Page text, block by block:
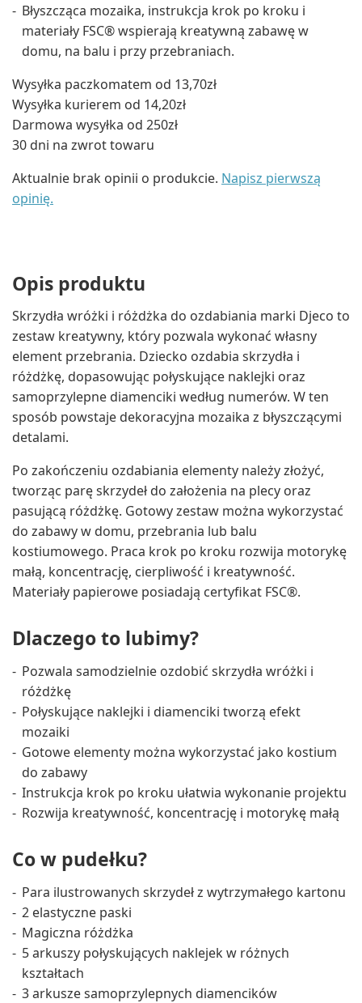
Błyszcząca mozaika, instrukcja krok po kroku i
materiały FSC® wspierają kreatywną zabawę w
domu, na balu i przy przebraniach.
Wysyłka paczkomatem od 13,70zł
Wysyłka kurierem od 14,20zł
Darmowa wysyłka od 250zł
30 dni na zwrot towaru
Aktualnie brak opinii o produkcie. Napisz pierwszą
opinię.
Opis produktu
Skrzydła wróżki i różdżka do ozdabiania marki Djeco to
zestaw kreatywny, który pozwala wykonać własny
element przebrania. Dziecko ozdabia skrzydła i
różdżkę, dopasowując połyskujące naklejki oraz
samoprzylepne diamenciki według numerów. W ten
sposób powstaje dekoracyjna mozaika z błyszczącymi
detalami.
Po zakończeniu ozdabiania elementy należy złożyć,
tworząc parę skrzydeł do założenia na plecy oraz
pasującą różdżkę. Gotowy zestaw można wykorzystać
do zabawy w domu, przebrania lub balu
kostiumowego. Praca krok po kroku rozwija motorykę
małą, koncentrację, cierpliwość i kreatywność.
Materiały papierowe posiadają certyfikat FSC®.
Dlaczego to lubimy?
Pozwala samodzielnie ozdobić skrzydła wróżki i
różdżkę
Połyskujące naklejki i diamenciki tworzą efekt
mozaiki
Gotowe elementy można wykorzystać jako kostium
do zabawy
Instrukcja krok po kroku ułatwia wykonanie projektu
Rozwija kreatywność, koncentrację i motorykę małą
Co w pudełku?
Para ilustrowanych skrzydeł z wytrzymałego kartonu
2 elastyczne paski
Magiczna różdżka
5 arkuszy połyskujących naklejek w różnych
kształtach
3 arkusze samoprzylepnych diamencików